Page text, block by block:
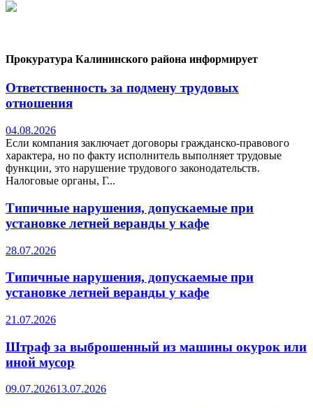
Прокуратура Калининского района информирует
Ответственность за подмену трудовых
отношения
04.08.2026
Если компания заключает договоры гражданско-правового
характера, но по факту исполнитель выполняет трудовые
функции, это нарушение трудового законодательств.
Налоговые органы, Г...
Типичные нарушения, допускаемые при
установке летней веранды у кафе
28.07.2026
Типичные нарушения, допускаемые при
установке летней веранды у кафе
21.07.2026
Штраф за выброшенный из машины окурок или
иной мусор
09.07.202613.07.2026